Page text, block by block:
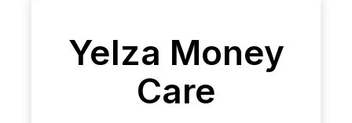
Yelza Money
Care